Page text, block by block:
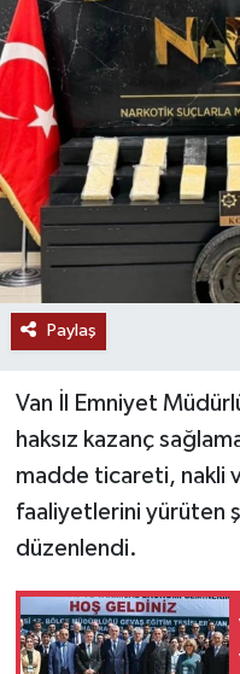
Paylaş
Van İl Emniyet
haksız kazanç
madde ticareti, nakli
faaliyetlerini yürüten
düzenlendi.
Dünya
RESMİ İLANLAR
Haber Arşivi